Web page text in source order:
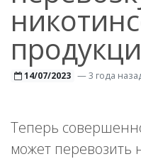
14/07/2023 —3 года
Теперь
может перевозить